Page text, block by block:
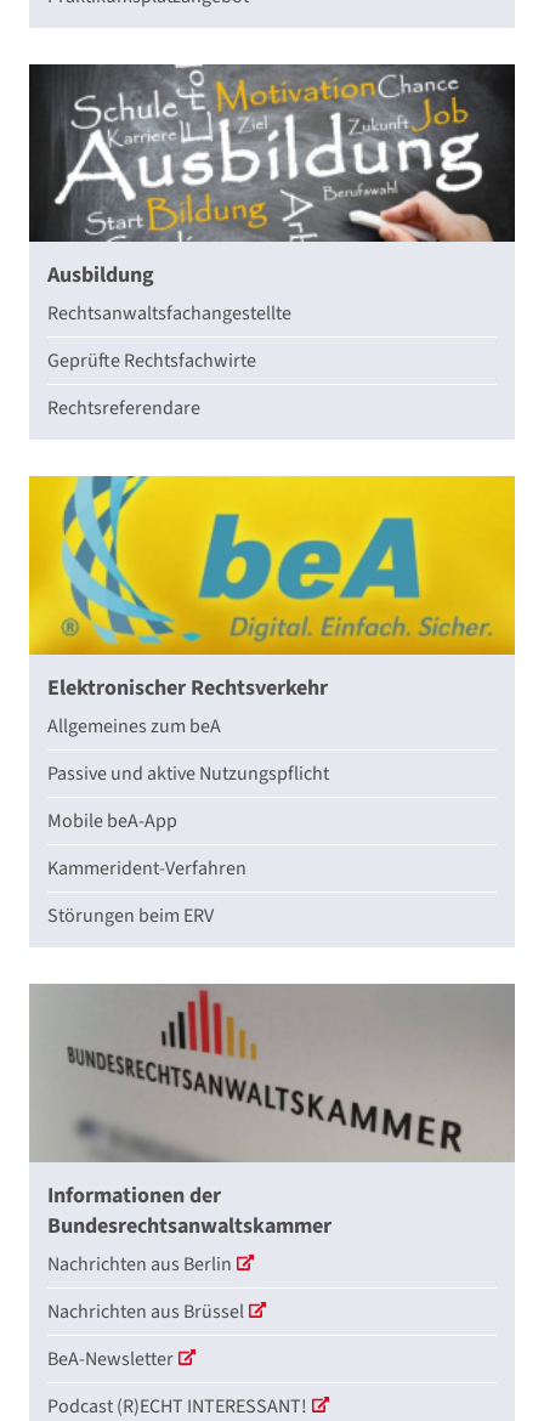
Ausbildung
Rechtsanwaltsfachangestellte
Geprüfte Rechtsfachwirte
Rechtsreferendare
Elektronischer Rechtsverkehr
Allgemeines zum beA
Passive und aktive Nutzungspflicht
Mobile beA-App
Kammerident-Verfahren
Störungen beim ERV
Informationen der
Bundesrechtsanwaltskammer
Nachrichten aus Berlin
Nachrichten aus Brüssel
BeA-Newsletter
Podcast (R)ECHT INTERESSANT!